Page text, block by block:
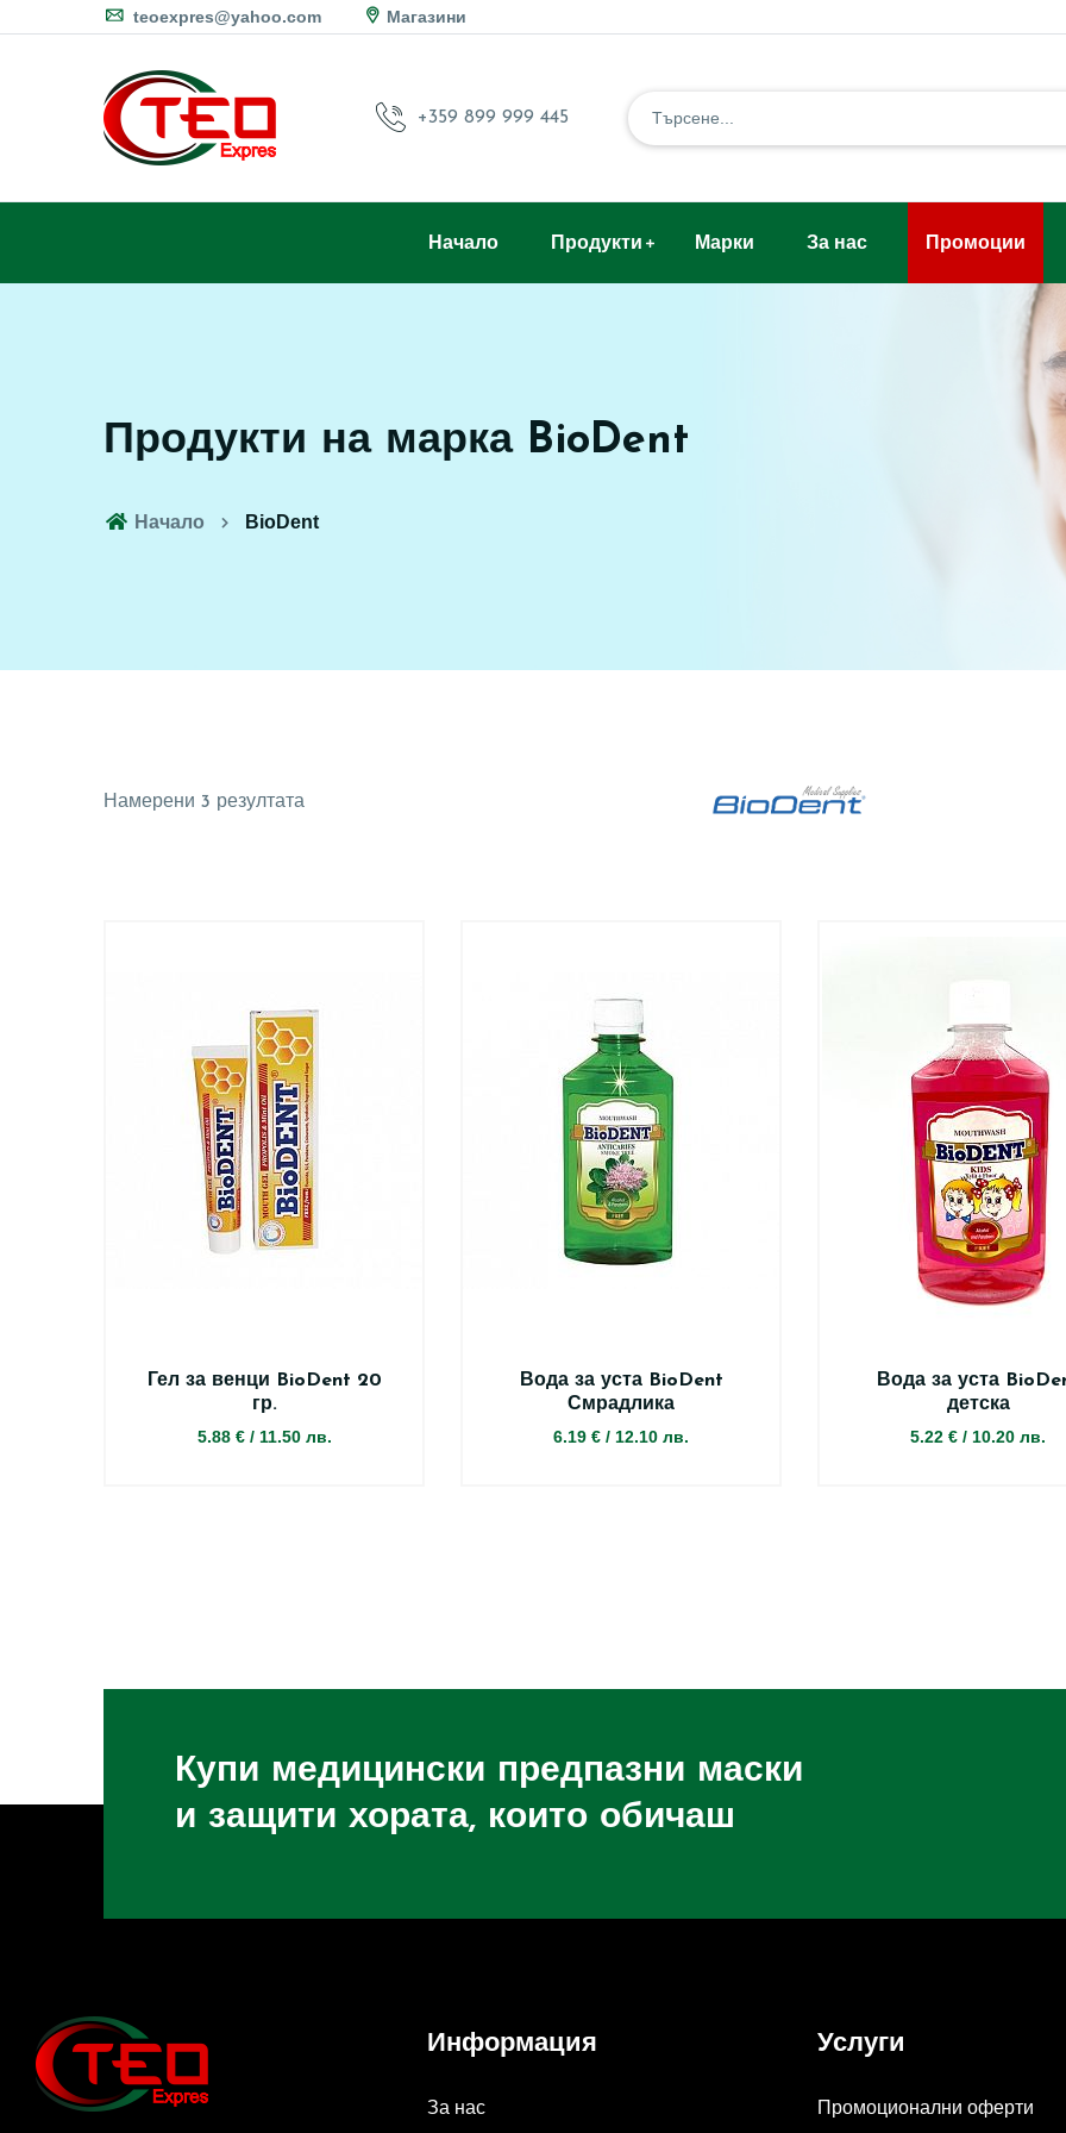
teoexpres@yahoo.com Магазини
+359 899 999 445
Начало Продукти Марки За нас Промоции
Продукти на марка BioDent
Начало BioDent
Намерени 3 резултата
Гел за венци BioDent 20
гр.
5.88 €/ 11.50 лв.
Вода за уста BioDent
Смрадлика
6.19 € / 12.10 лв.
Вода за уста
детска
5.22 € / 10.20 лв.
Купи медицински предпазни маски
и защити хората, които обичаш
Информация
За нас
Услуги
Промоционални оферти